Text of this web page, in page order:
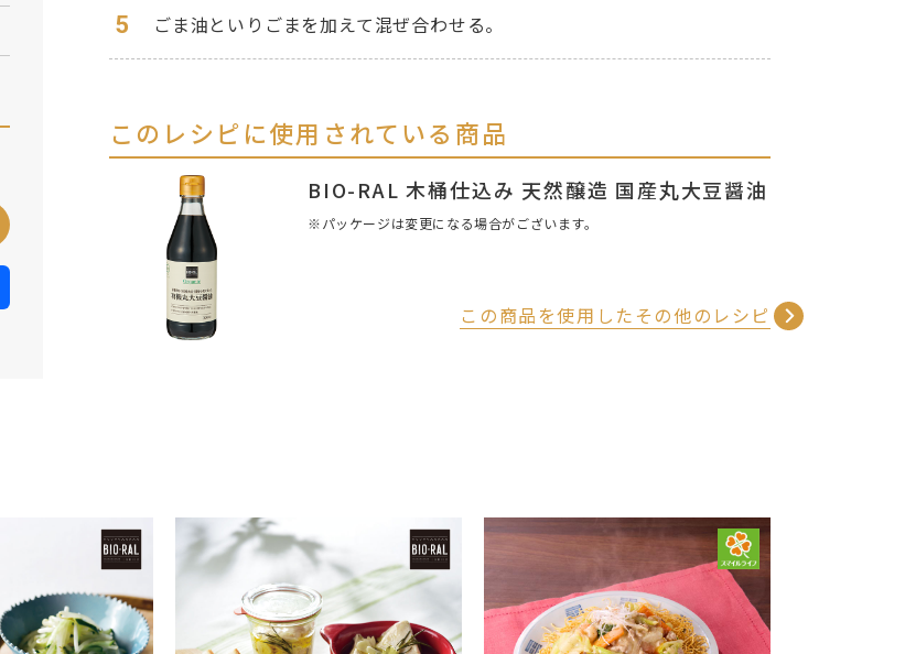
5 ごま油といりごまを加えて混ぜ合わせる。
このレシピに使用されている商品
BIO-RAL 木桶仕込み 天然醸造 国産丸大豆醤油
※パッケージは変更になる場合がございます。
この商品を使用したその他のレシピ